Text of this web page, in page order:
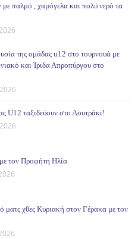
με παλμό , χαμόγελα και πολύ νερό τα
της ομάδας u12 στο τουρνουά με
και Ίριδα Απροπύργου στο
U12 ταξιδεύουν στο Λουτράκι!
τον Προφήτη Ηλία
ματς χθες Κυριακή στον Γέρακα με τον